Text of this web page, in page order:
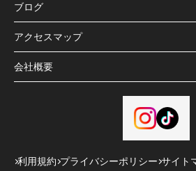
ブログ
アクセスマップ
会社概要
利用規約 プライバシーポリシー サイト